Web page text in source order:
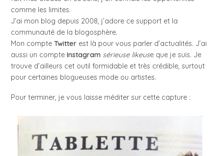
comme les limites.
J’ai mon blog depuis 2008, j’adore ce support et la
communauté de la blogosphère.
Mon compte Twitter est là pour vous parler d’actualités. J’ai
aussi un compteInstagram sérieuse likeuse que je suis. Je
trouve d’ailleurs cet outil formidable et très crédible, surtout
pour certaines blogueuses mode ou artistes.
Pour terminer, je vous laisse méditer sur cette capture :